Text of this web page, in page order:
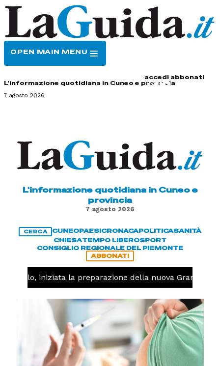
OPEN MAIN MENU
accedi abbonati
L'informazione quotidiana in Cuneo e provincia
7 agosto 2026
L'informazione quotidiana in Cuneo e
provincia
7 agosto 2026
CERCA CUNEOPAESICRONACAPOLITICASANITÀ
CHIESATEMPO LIBEROSPORT
CONSIGLIO REGIONALE DEL PIEMONTE
ABBONATI
iniziata la preparazione della nuova Granda